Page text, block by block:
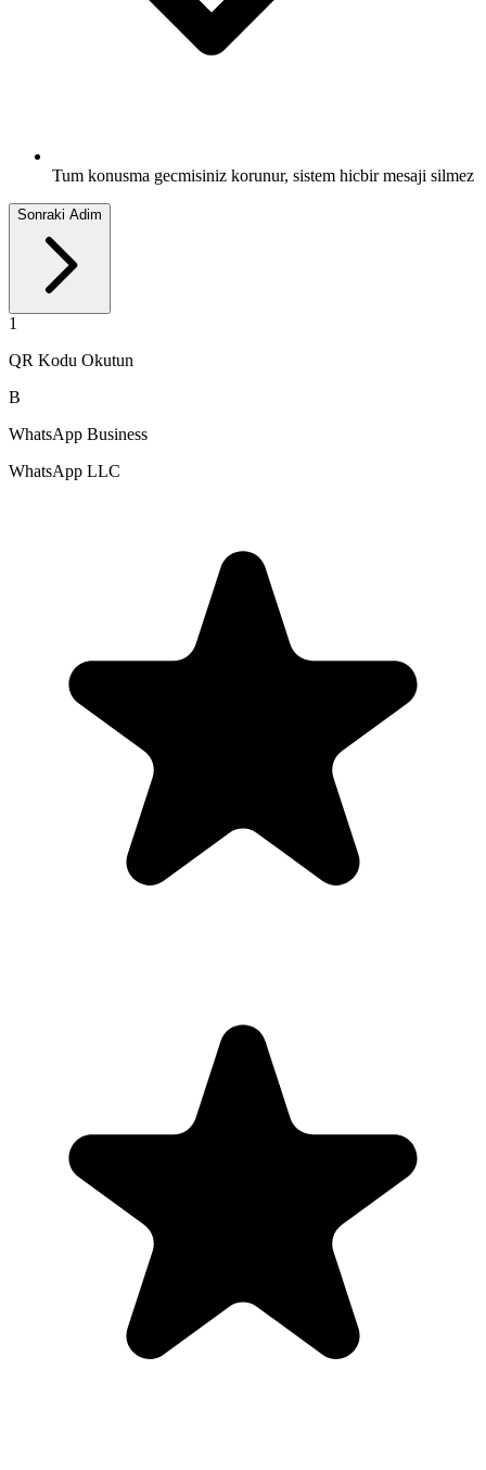
Tum konusma gecmisiniz korunur, sistem hicbir mesaji silmez
Sonraki Adim
1
QR Kodu Okutun
B
WhatsApp Business
WhatsApp LLC